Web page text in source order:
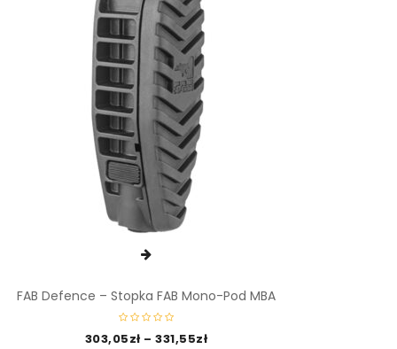
FAB Defence – Stopka FAB Mono-Pod MBA
303,05zł –331,55zł